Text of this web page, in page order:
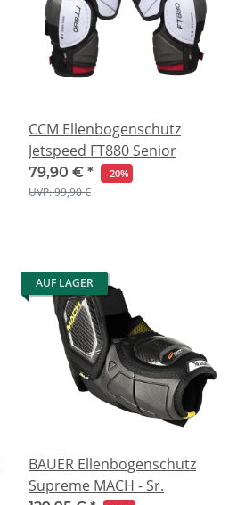
CCM Ellenbogenschutz
Jetspeed FT880 Senior
79,90 € * -20%
UVP: 99,90 €
AUF LAGER
BAUER Ellenbogenschutz
Supreme MACH - Sr.